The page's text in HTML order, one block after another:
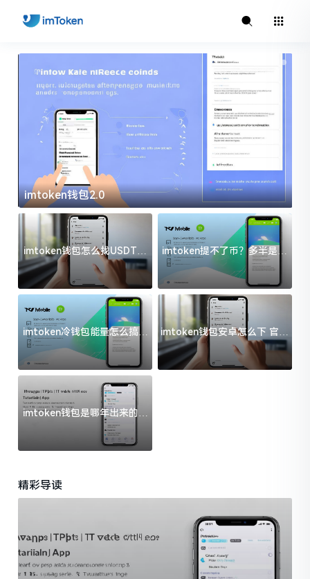
imtoken钱包2.0
imtoken钱包怎么找USDT地
址？三步搞定不踩坑
imtoken提不了币？多半是这
几件事没处理好
imtoken冷钱包能量怎么搞？
过来人告诉你门道
imtoken钱包安卓怎么下 官方
渠道避坑指南
imtoken钱包是哪年出来的？
一文给你说清楚
精彩导读